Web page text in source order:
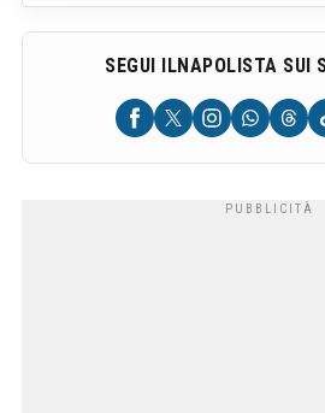
SEGUI ILNAPOLISTA SUI